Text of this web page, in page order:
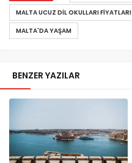
MALTA UCUZ DIL OKULLARI FIYATLARI
MALTA'DA YAŞAM
BENZER YAZILAR